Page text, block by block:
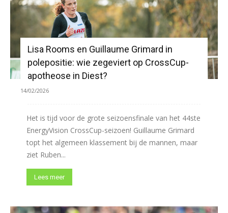
Lisa Rooms en Guillaume Grimard in
polepositie: wie zegeviert op CrossCup-
apotheose in Diest?
14/02/2026
Het is tijd voor de grote seizoensfinale van het 44ste
EnergyVision CrossCup-seizoen! Guillaume Grimard
topt het algemeen klassement bij de mannen, maar
ziet Ruben...
Lees meer